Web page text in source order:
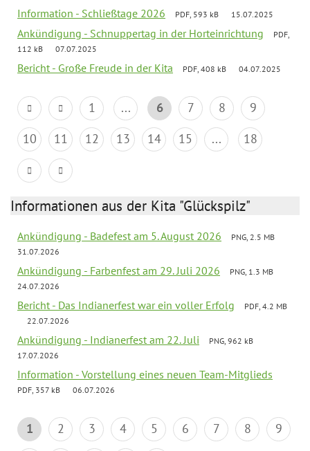
Information - Schließtage 2026 PDF, 593 kB 15.07.2025
Ankündigung - Schnuppertag in der Horteinrichtung
PDF,
112 kB
07.07.2025
Bericht - Große Freude in der Kita PDF, 408 kB 04.07.2025
1 ... 6 7 8
9
10
11 12 13 14 15 ... 18
Informationen aus der Kita "Glückspilz"
Ankündigung - Badefest am 5. August 2026
PNG, 2.5 MB
31.07.2026
Ankündigung - Farbenfest am 29. Juli 2026
PNG, 1.3 MB
24.07.2026
Bericht - Das Indianerfest war ein voller Erfolg
PDF, 4.2 MB
22.07.2026
Ankündigung - Indianerfest am 22. Juli
PNG, 962 kB
17.07.2026
Information - Vorstellung eines neuen Team-Mitglieds
PDF, 357 kB 06.07.2026
1 2 3 4 5 6 7 8
9